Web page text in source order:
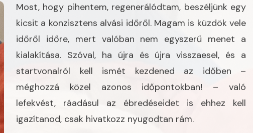
Most, hogy pihentem, regenerálódtam, beszéljünk egy
kicsit a konzisztens alvási időről. Magam is küzdök vele
időről időre, mert valóban nem egyszerű menet a
kialakítása. Szóval, ha újra és újra visszaesel, és a
startvonalról kell ismét kezdened az időben –
méghozzá közel azonos időpontokban! – való
lefekvést, ráadásul az ébredéseidet is ehhez kell
igazítanod, csak hivatkozz nyugodtan rám.